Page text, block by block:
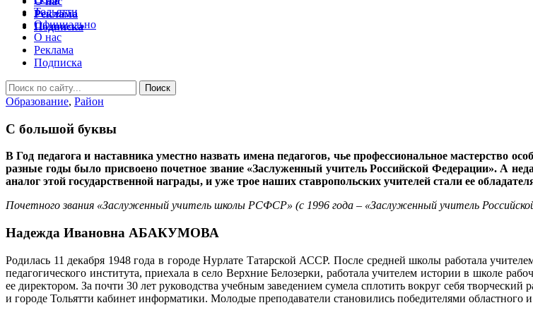
Тольятти
Официально
О нас
Реклама
Подписка
Образование, Район
С большой буквы
В Год педагога и наставника уместно назвать имена педагогов, чье профессиональное мастерство
разные годы было присвоено почетное звание «Заслуженный учитель Российской Федерации». А
аналог этой государственной награды, и уже трое наших ставропольских учителей стали ее
Почетного звания «Заслуженный учитель школы РСФСР» (с 1996 года – «Заслуженный учитель
Надежда Ивановна АБАКУМОВА
Родилась 11 декабря 1948 года в городе Нурлате Татарской АССР. После средней школы работала
педагогического института, приехала в село Верхние Белозерки, работала учителем истории в школе
ее директором. За почти 30 лет руководства учебным заведением сумела сплотить вокруг себя
и городе Тольятти кабинет информатики. Молодые преподаватели становились победителями областного
Реклама
Подписка